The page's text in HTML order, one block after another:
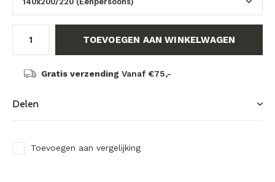
TOEVOEGEN AAN WINKELWAGEN
Gratis verzending Vanaf €75,-
Delen
Toevoegen aan vergelijking